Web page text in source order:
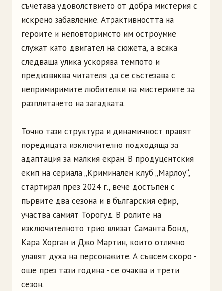
съчетава удоволствието от добра мистерия с
искрено забавление. Атрактивността на
героите и неповторимото им остроумие
служат като двигател на сюжета, а всяка
следваща улика ускорява темпото и
предизвиква читателя да се състезава с
непримиримите любителки на мистериите за
разплитането на загадката.
Точно тази структура и динамичност правят
поредицата изключително подходяща за
адаптация за малкия екран. В продуцентския
екип на сериала „Криминален клуб „Марлоу“,
стартирал през 2024 г., вече достъпен с
първите два сезона и в българския ефир,
участва самият Торогуд. В ролите на
изключителното трио влизат Саманта Бонд,
Кара Хорган и Джо Мартин, които отлично
улавят духа на персонажите. А съвсем скоро -
още през тази година - се очаква и трети
сезон.